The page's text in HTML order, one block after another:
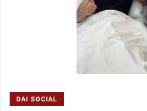
DAI SOCIAL